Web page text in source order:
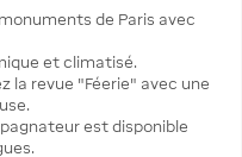
de Paris avec
et climatisé.
la revue "Féerie" avec une
est disponible